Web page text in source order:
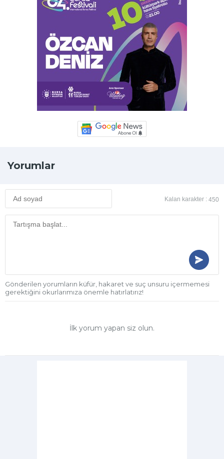
Yorumlar
Kalan karakter : 450
Gönderilen yorumların küfür, hakaret ve suç unsuru içermemesi
gerektiğini okurlarımıza önemle hatırlatırız!
İlk yorum yapan siz olun.